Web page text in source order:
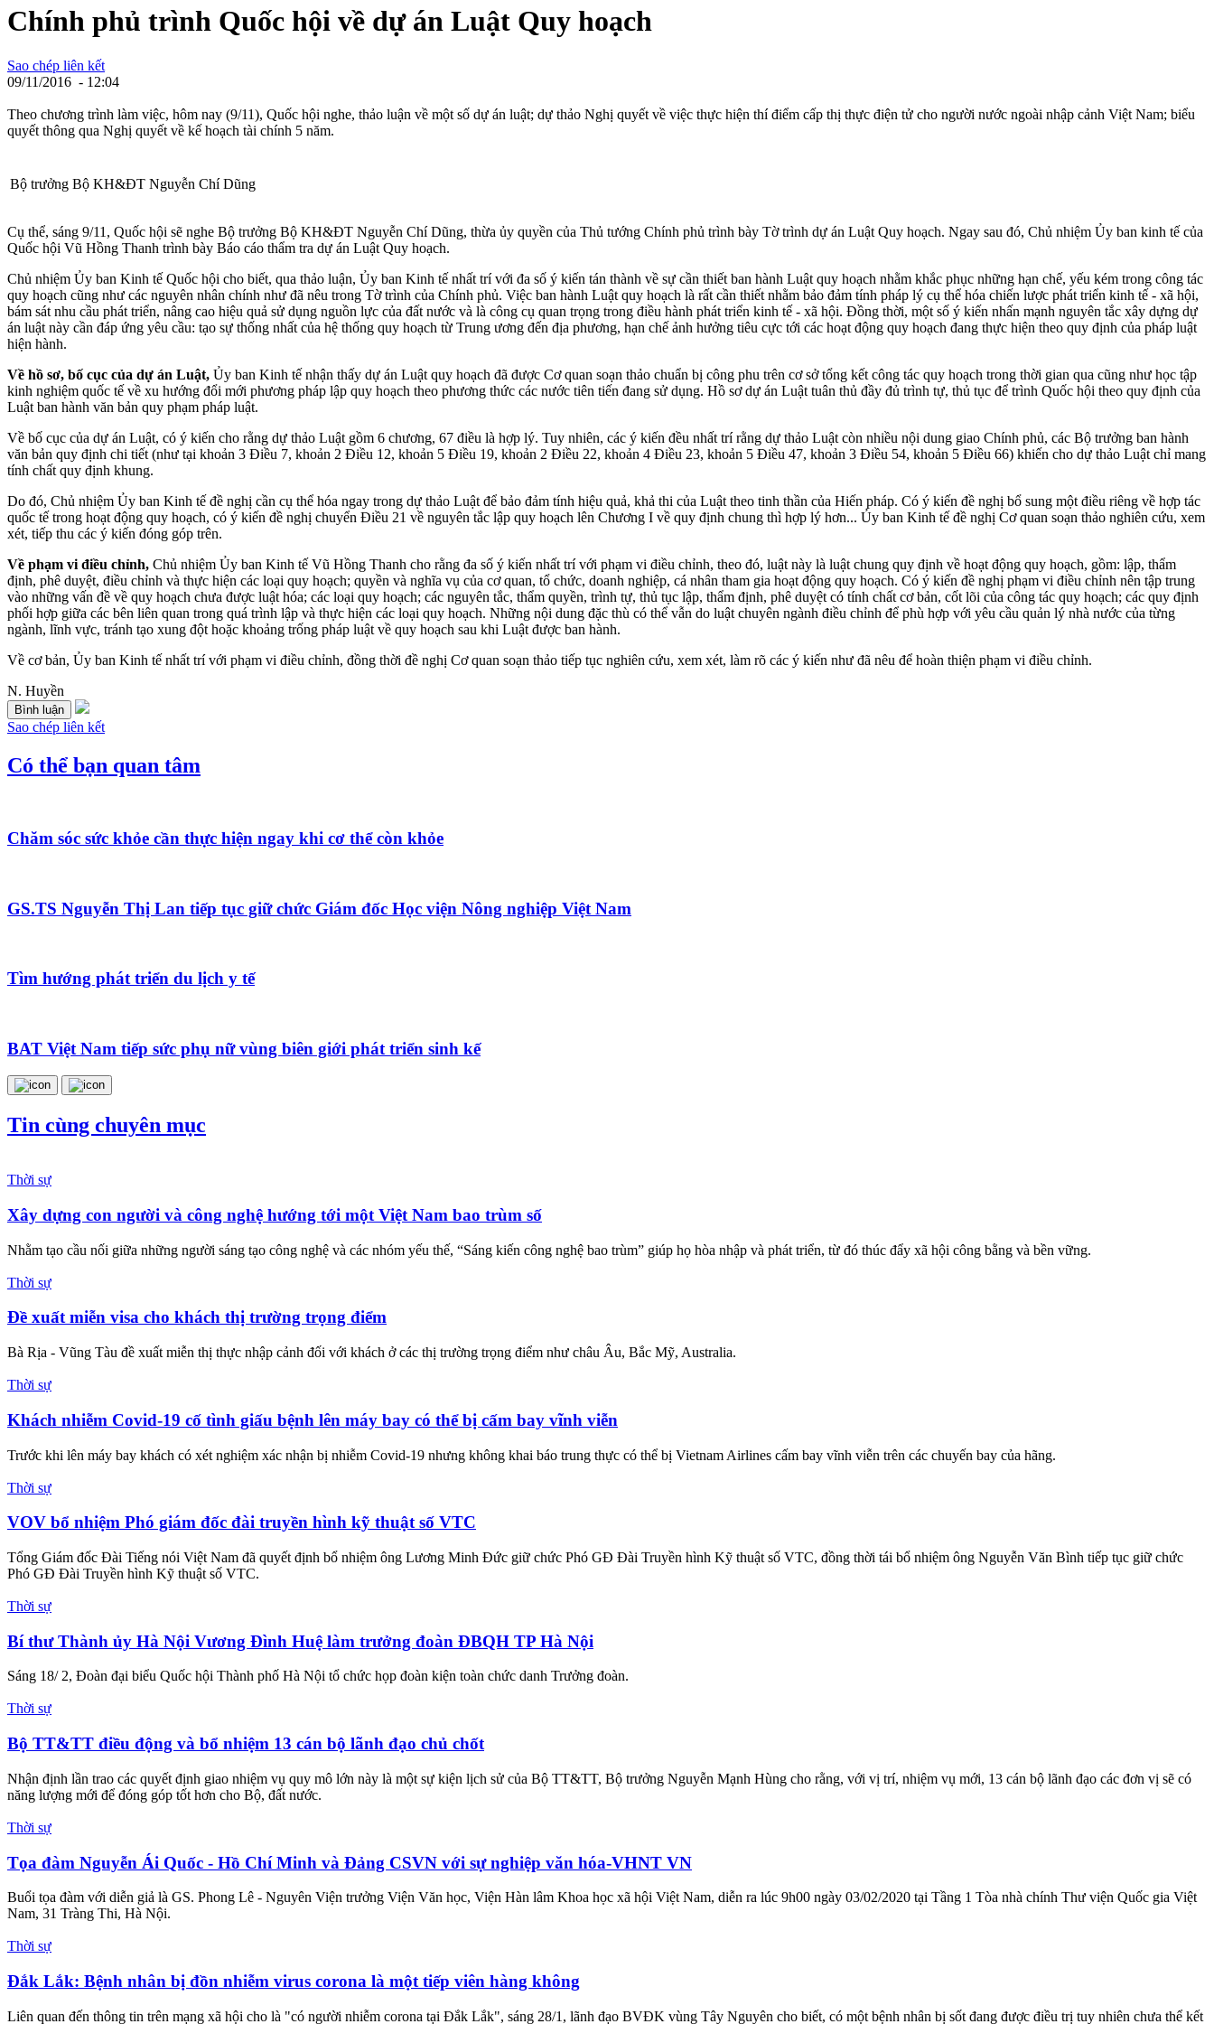
Chính phủ trình Quốc hội về dự án Luật Quy hoạch
Sao chép liên kết
09/11/2016 - 12:04
Theo chương trình làm việc, hôm nay (9/11), Quốc hội nghe, thảo luận về một số dự án luật; dự thảo Nghị quyết về việc thực hiện thí điểm cấp thị thực điện tử cho người nước ngoài nhập cảnh Việt Nam; biểu
quyết thông qua Nghị quyết về kế hoạch tài chính 5 năm.
Bộ trưởng Bộ KH&ĐT Nguyễn Chí Dũng
Cụ thể, sáng 9/11, Quốc hội sẽ nghe Bộ trưởng Bộ KH&ĐT Nguyễn Chí Dũng, thừa ủy quyền của Thủ tướng Chính phủ trình bày Tờ trình dự án Luật Quy hoạch. Ngay sau đó, Chủ nhiệm Ủy ban kinh tế của
Quốc hội Vũ Hồng Thanh trình bày Báo cáo thẩm tra dự án Luật Quy hoạch.
Chủ nhiệm Ủy ban Kinh tế Quốc hội cho biết, qua thảo luận, Ủy ban Kinh tế nhất trí với đa số ý kiến tán thành về sự cần thiết ban hành Luật quy hoạch nhằm khắc phục những hạn chế, yếu kém trong công tác
quy hoạch cũng như các nguyên nhân chính như đã nêu trong Tờ trình của Chính phủ. Việc ban hành Luật quy hoạch là rất cần thiết nhằm bảo đảm tính pháp lý cụ thể hóa chiến lược phát triển kinh tế - xã hội,
bám sát nhu cầu phát triển, nâng cao hiệu quả sử dụng nguồn lực của đất nước và là công cụ quan trọng trong điều hành phát triển kinh tế - xã hội. Đồng thời, một số ý kiến nhấn mạnh nguyên tắc xây dựng dự
án luật này cần đáp ứng yêu cầu: tạo sự thống nhất của hệ thống quy hoạch từ Trung ương đến địa phương, hạn chế ảnh hưởng tiêu cực tới các hoạt động quy hoạch đang thực hiện theo quy định của pháp luật
hiện hành.
Về hồ sơ, bố cục của dự án Luật, Ủy ban Kinh tế nhận thấy dự án Luật quy hoạch đã được Cơ quan soạn thảo chuẩn bị công phu trên cơ sở tổng kết công tác quy hoạch trong thời gian qua cũng như học tập
kinh nghiệm quốc tế về xu hướng đổi mới phương pháp lập quy hoạch theo phương thức các nước tiên tiến đang sử dụng. Hồ sơ dự án Luật tuân thủ đầy đủ trình tự, thủ tục để trình Quốc hội theo quy định của
Luật ban hành văn bản quy phạm pháp luật.
Về bố cục của dự án Luật, có ý kiến cho rằng dự thảo Luật gồm 6 chương, 67 điều là hợp lý. Tuy nhiên, các ý kiến đều nhất trí rằng dự thảo Luật còn nhiều nội dung giao Chính phủ, các Bộ trưởng ban hành
văn bản quy định chi tiết (như tại khoản 3 Điều 7, khoản 2 Điều 12, khoản 5 Điều 19, khoản 2 Điều 22, khoản 4 Điều 23, khoản 5 Điều 47, khoản 3 Điều 54, khoản 5 Điều 66) khiến cho dự thảo Luật chỉ mang
tính chất quy định khung.
Do đó, Chủ nhiệm Ủy ban Kinh tế đề nghị cần cụ thể hóa ngay trong dự thảo Luật để bảo đảm tính hiệu quả, khả thi của Luật theo tinh thần của Hiến pháp. Có ý kiến đề nghị bổ sung một điều riêng về hợp tác
quốc tế trong hoạt động quy hoạch, có ý kiến đề nghị chuyển Điều 21 về nguyên tắc lập quy hoạch lên Chương I về quy định chung thì hợp lý hơn... Ủy ban Kinh tế đề nghị Cơ quan soạn thảo nghiên cứu, xem
xét, tiếp thu các ý kiến đóng góp trên.
Về phạm vi điều chỉnh, Chủ nhiệm Ủy ban Kinh tế Vũ Hồng Thanh cho rằng đa số ý kiến nhất trí với phạm vi điều chỉnh, theo đó, luật này là luật chung quy định về hoạt động quy hoạch, gồm: lập, thẩm
định, phê duyệt, điều chỉnh và thực hiện các loại quy hoạch; quyền và nghĩa vụ của cơ quan, tổ chức, doanh nghiệp, cá nhân tham gia hoạt động quy hoạch. Có ý kiến đề nghị phạm vi điều chỉnh nên tập trung
vào những vấn đề về quy hoạch chưa được luật hóa; các loại quy hoạch; các nguyên tắc, thẩm quyền, trình tự, thủ tục lập, thẩm định, phê duyệt có tính chất cơ bản, cốt lõi của công tác quy hoạch; các quy định
phối hợp giữa các bên liên quan trong quá trình lập và thực hiện các loại quy hoạch. Những nội dung đặc thù có thể vẫn do luật chuyên ngành điều chỉnh để phù hợp với yêu cầu quản lý nhà nước của từng
ngành, lĩnh vực, tránh tạo xung đột hoặc khoảng trống pháp luật về quy hoạch sau khi Luật được ban hành.
Về cơ bản, Ủy ban Kinh tế nhất trí với phạm vi điều chỉnh, đồng thời đề nghị Cơ quan soạn thảo tiếp tục nghiên cứu, xem xét, làm rõ các ý kiến như đã nêu để hoàn thiện phạm vi điều chỉnh.
N. Huyền
Bình luận
Sao chép liên kết
Có thể bạn quan tâm
Chăm sóc sức khỏe cần thực hiện ngay khi cơ thể còn khỏe
GS.TS Nguyễn Thị Lan tiếp tục giữ chức Giám đốc Học viện Nông nghiệp Việt Nam
Tìm hướng phát triển du lịch y tế
BAT Việt Nam tiếp sức phụ nữ vùng biên giới phát triển sinh kế
Tin cùng chuyên mục
Thời sự
Xây dựng con người và công nghệ hướng tới một Việt Nam bao trùm số
Nhằm tạo cầu nối giữa những người sáng tạo công nghệ và các nhóm yếu thế, “Sáng kiến công nghệ bao trùm” giúp họ hòa nhập và phát triển, từ đó thúc đẩy xã hội công bằng và bền vững.
Thời sự
Đề xuất miễn visa cho khách thị trường trọng điểm
Bà Rịa - Vũng Tàu đề xuất miễn thị thực nhập cảnh đối với khách ở các thị trường trọng điểm như châu Âu, Bắc Mỹ, Australia.
Thời sự
Khách nhiễm Covid-19 cố tình giấu bệnh lên máy bay có thể bị cấm bay vĩnh viễn
Trước khi lên máy bay khách có xét nghiệm xác nhận bị nhiễm Covid-19 nhưng không khai báo trung thực có thể bị Vietnam Airlines cấm bay vĩnh viễn trên các chuyến bay của hãng.
Thời sự
VOV bổ nhiệm Phó giám đốc đài truyền hình kỹ thuật số VTC
Tổng Giám đốc Đài Tiếng nói Việt Nam đã quyết định bổ nhiệm ông Lương Minh Đức giữ chức Phó GĐ Đài Truyền hình Kỹ thuật số VTC, đồng thời tái bổ nhiệm ông Nguyễn Văn Bình tiếp tục giữ chức
Phó GĐ Đài Truyền hình Kỹ thuật số VTC.
Thời sự
Bí thư Thành ủy Hà Nội Vương Đình Huệ làm trưởng đoàn ĐBQH TP Hà Nội
Sáng 18/ 2, Đoàn đại biểu Quốc hội Thành phố Hà Nội tổ chức họp đoàn kiện toàn chức danh Trưởng đoàn.
Thời sự
Bộ TT&TT điều động và bổ nhiệm 13 cán bộ lãnh đạo chủ chốt
Nhận định lần trao các quyết định giao nhiệm vụ quy mô lớn này là một sự kiện lịch sử của Bộ TT&TT, Bộ trưởng Nguyễn Mạnh Hùng cho rằng, với vị trí, nhiệm vụ mới, 13 cán bộ lãnh đạo các đơn vị sẽ có
năng lượng mới để đóng góp tốt hơn cho Bộ, đất nước.
Thời sự
Tọa đàm Nguyễn Ái Quốc - Hồ Chí Minh và Đảng CSVN với sự nghiệp văn hóa-VHNT VN
Buổi tọa đàm với diễn giả là GS. Phong Lê - Nguyên Viện trưởng Viện Văn học, Viện Hàn lâm Khoa học xã hội Việt Nam, diễn ra lúc 9h00 ngày 03/02/2020 tại Tầng 1 Tòa nhà chính Thư viện Quốc gia Việt
Nam, 31 Tràng Thi, Hà Nội.
Thời sự
Đắk Lắk: Bệnh nhân bị đồn nhiễm virus corona là một tiếp viên hàng không
Liên quan đến thông tin trên mạng xã hội cho là "có người nhiễm corona tại Đắk Lắk", sáng 28/1, lãnh đạo BVĐK vùng Tây Nguyên cho biết, có một bệnh nhân bị sốt đang được điều trị tuy nhiên chưa thể kết